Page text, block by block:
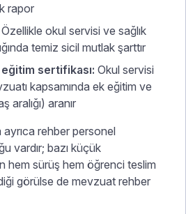
rapor
Özellikle okul servisi ve sağlık
temiz sicil mutlak şarttır
sertifikası: Okul servisi
kapsamında ek eğitim ve
aralığı) aranır
rehber personel
vardır; bazı küçük
hem sürüş hem öğrenci teslim
görülse de mevzuat rehber